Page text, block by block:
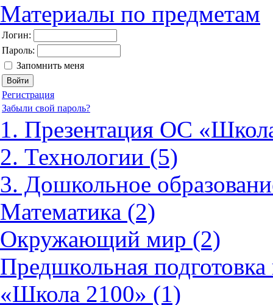
Материалы по предметам
Логин:
Пароль:
Запомнить меня
Регистрация
Забыли свой пароль?
1. Презентация ОС
2. Технологии (5)
3. Дошкольное
Математика (2)
Окружающий мир (2)
Предшкольная
«Школа 2100» (1)